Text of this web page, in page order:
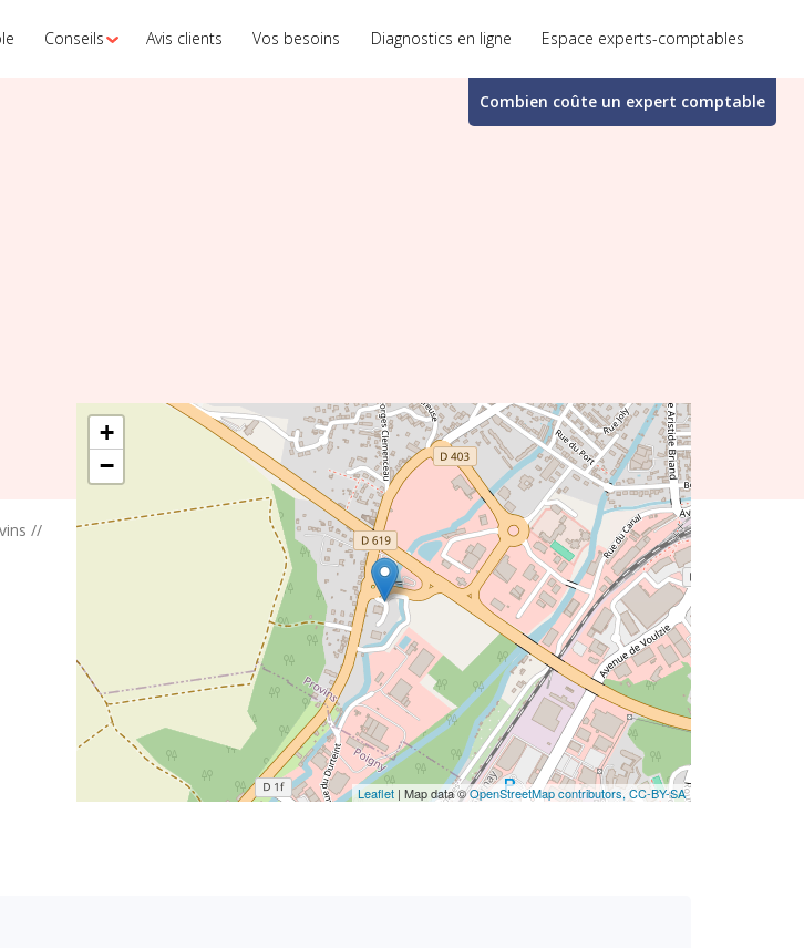
Conseils Avis clients Vos besoins Diagnostics en ligne Espace experts-comptables
Combien coûte un expert comptable
+
−
Leaflet | Map data ©OpenStreetMap contributors, CC-BY-SA
//